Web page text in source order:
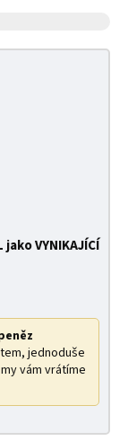
VYNIKAJÍCÍ
jednoduše
vám vrátíme